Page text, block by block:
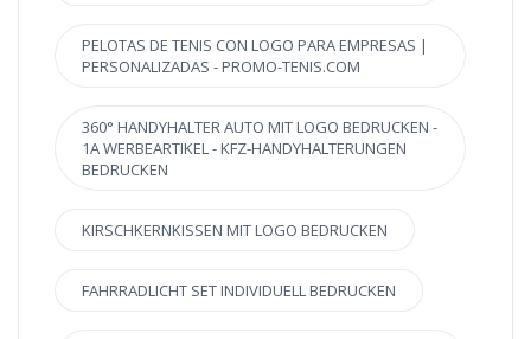
PELOTAS DE TENIS CON LOGO PARA EMPRESAS |
PERSONALIZADAS - PROMO-TENIS.COM
360° HANDYHALTER AUTO MIT LOGO BEDRUCKEN -
1A WERBEARTIKEL - KFZ-HANDYHALTERUNGEN
BEDRUCKEN
KIRSCHKERNKISSEN MIT LOGO BEDRUCKEN
FAHRRADLICHT SET INDIVIDUELL BEDRUCKEN